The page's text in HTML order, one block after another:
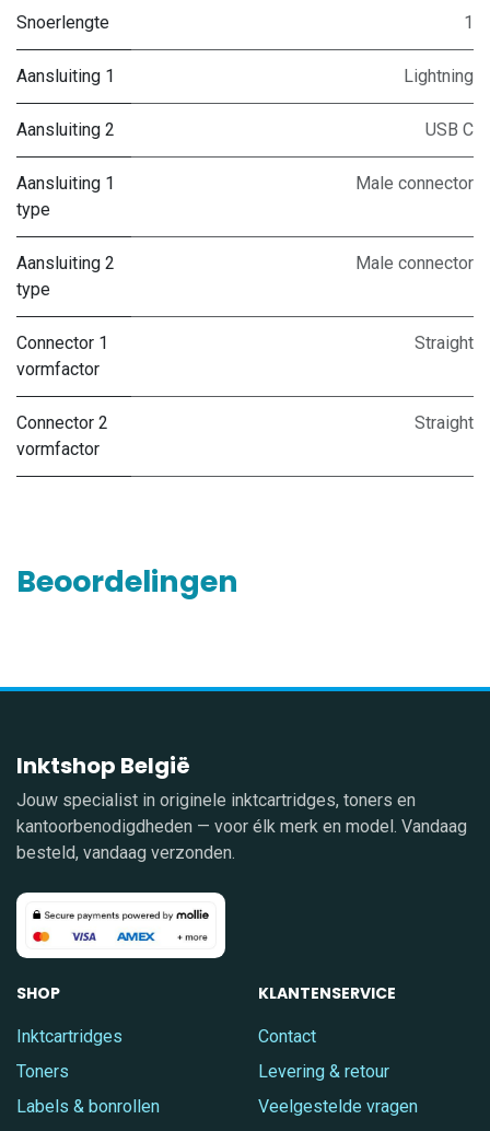
Snoerlengte 1
Aansluiting 1 Lightning
Aansluiting 2 USB C
Aansluiting 1
type
Male connector
Aansluiting 2
type
Male connector
Connector 1
vormfactor
Straight
Connector 2
vormfactor
Straight
Beoordelingen
Inktshop België
Jouw specialist in originele inktcartridges, toners en
kantoorbenodigdheden — voor élk merk en model. Vandaag
besteld, vandaag verzonden.
SHOP
Inktcartridges
Toners
Labels & bonrollen
KLANTENSERVICE
Contact
Levering & retour
Veelgestelde vragen